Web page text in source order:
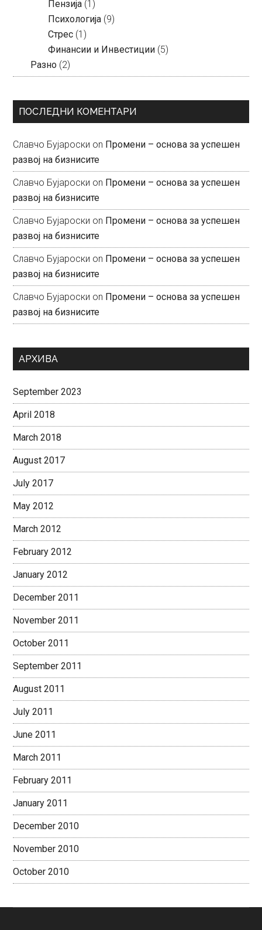
Пензија (1)
Психологија (9)
Стрес (1)
Финансии и Инвестиции (5)
Разно (2)
ПОСЛЕДНИ КОМЕНТАРИ
Славчо Бујароски on Промени – основа за успешен
развој на бизнисите
Славчо Бујароски on Промени – основа за успешен
развој на бизнисите
Славчо Бујароски on Промени – основа за успешен
развој на бизнисите
Славчо Бујароски on Промени – основа за успешен
развој на бизнисите
Славчо Бујароски on Промени – основа за успешен
развој на бизнисите
АРХИВА
September 2023
April 2018
March 2018
August 2017
July 2017
May 2012
March 2012
February 2012
January 2012
December 2011
November 2011
October 2011
September 2011
August 2011
July 2011
June 2011
March 2011
February 2011
January 2011
December 2010
November 2010
October 2010